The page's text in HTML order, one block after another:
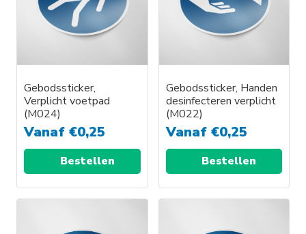
Gebodssticker,
Verplicht voetpad
(M024)
Vanaf €0,25
Bestellen
Gebodssticker, Handen
desinfecteren verplicht
(M022)
Vanaf €0,25
Bestellen